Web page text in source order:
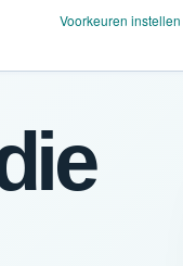
Voorkeuren instellen